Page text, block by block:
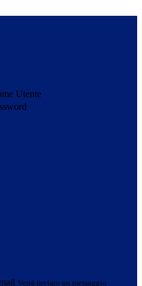
Utente
Verrà inviato un messaggio